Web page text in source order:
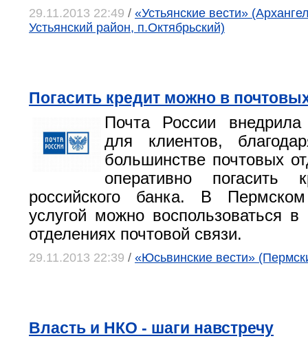
29.11.2013 22:49 / «Устьянские вести»
Устьянский район, п.Октябрьский)
Погасить кредит можно в
Почта России
для клиентов,
большинстве почтовых
оперативно погасить
российского банка. В
услугой можно воспользоваться
отделениях почтовой связи.
29.11.2013 22:39 / «Юсьвинские вести»
Власть и НКО - шаги навстречу